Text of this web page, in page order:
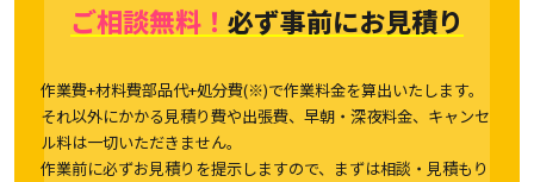
ご相談無料！ 必ず事前にお見積り
作業費+材料費部品代+処分費(※)で作業料金を算出いたします。
それ以外にかかる見積り費や出張費、早朝・深夜料金、キャンセ
ル料は一切いただきません。
作業前に必ずお見積りを提示しますので、まずは相談・見積もり